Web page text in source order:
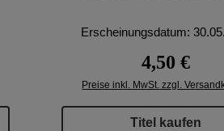
Erscheinungsdatum:
Regulärer
4,50 €
Preise inkl. MwSt. zzgl.
Titel kaufen